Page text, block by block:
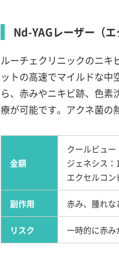
Nd-YAGレーザー（エ
ルーチェクリニックのニキ
ットの高速でマイルドな
ら、赤みやニキビ跡、色
療が可能です。アクネ菌の
金額
クールビュ
ジェネシス
エクセルコ
副作用 赤み、腫れな
リスク 一時的に赤み